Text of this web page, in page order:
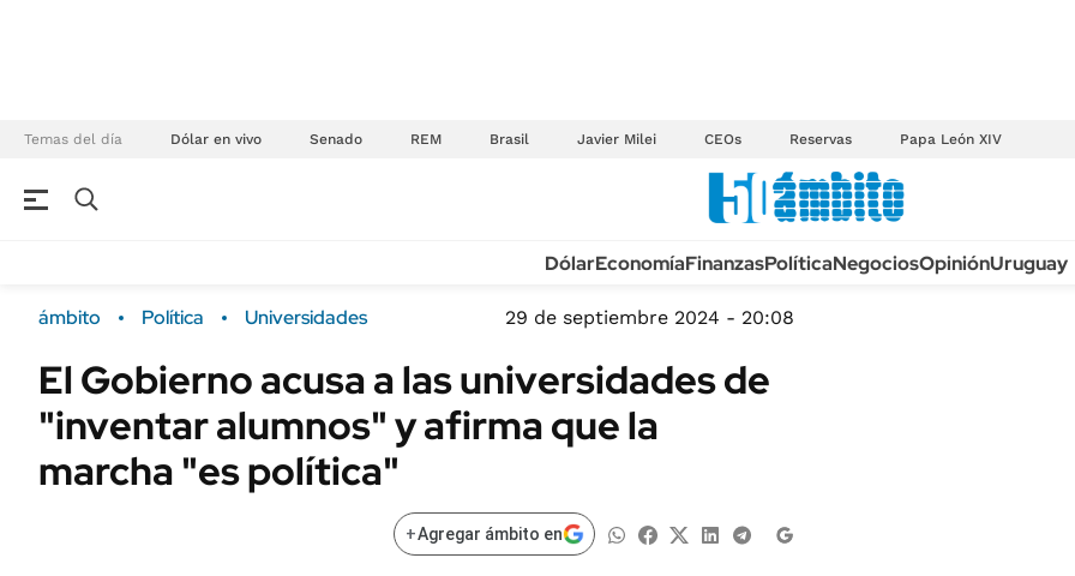
Temas del día Dólar en vivo Senado REM Brasil Javier Milei CEOs Reservas Papa León XIV
Campo
FINANZAS
Dólar
Sustentabilidad
Seguros
ENERGY REPORT
POLÍTICA
TECNOLOGÍA
MÉXICO
MUNDO
INFORMACIÓN GENERAL
DólarEconomíaFinanzasPolíticaNegociosOpiniónUruguay
ámbito Política Universidades 29 de septiembre 2024 - 20:08
El Gobierno acusa a las universidades de
"inventar alumnos" y afirma que la
marcha "es política"
+Agregar ámbito en